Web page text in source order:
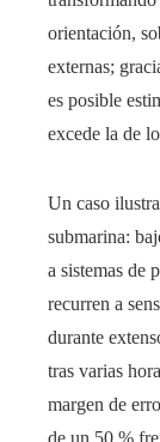
orientación,
externas;
es posible
excede la de
Un caso
submarina:
a sistemas de
recurren a
durante
tras varias
margen de
de un 50 %